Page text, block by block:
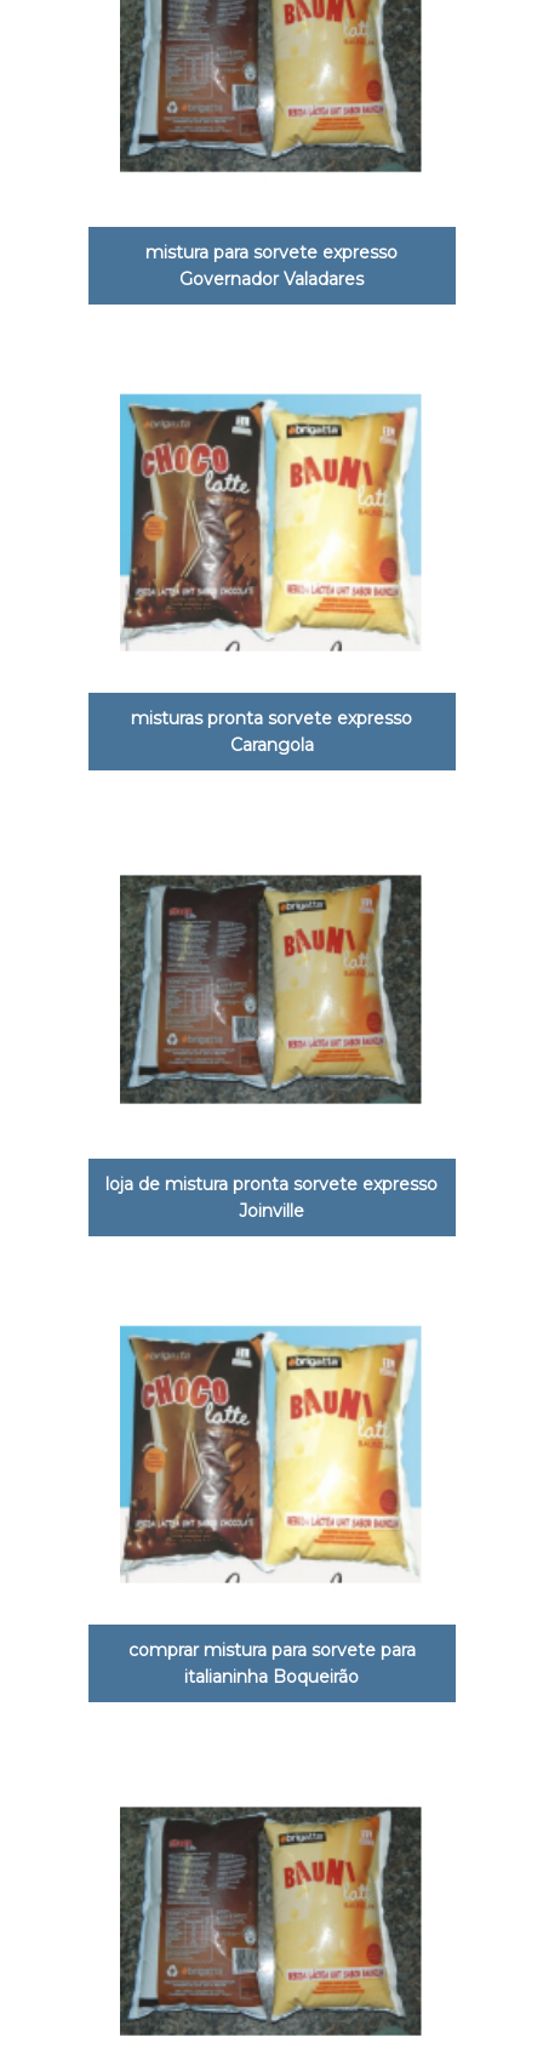
mistura para sorvete expresso
Governador Valadares
misturas pronta sorvete expresso
Carangola
loja de mistura pronta sorvete expresso
Joinville
comprar mistura para sorvete para
italianinha Boqueirão